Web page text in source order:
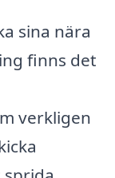
sina nära
finns det
verkligen